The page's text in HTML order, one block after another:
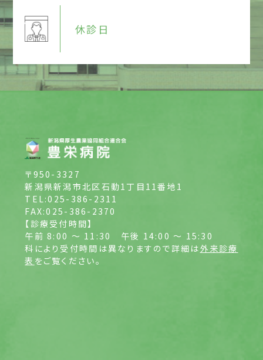
休診日
〒950-3327
新潟県新潟市北区石動1丁目11番地1
TEL:025-386-2311
FAX:025-386-2370
【診療受付時間】
午前 8:00 ～ 11:30 午後 14:00 ～ 15:30
科により受付時間は異なりますので詳細は外来診療
表 をご覧ください。